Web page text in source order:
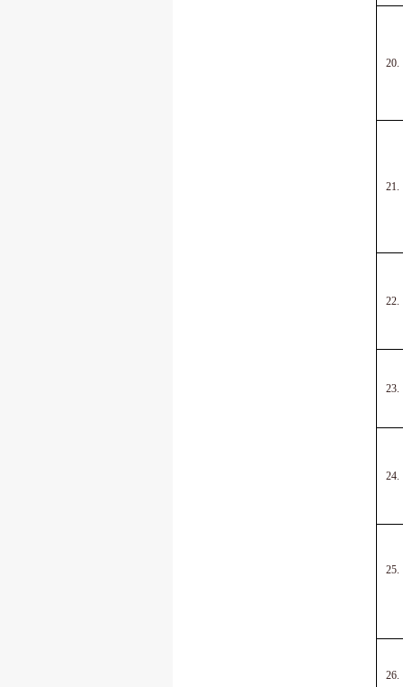
20.
21.
22.
23.
24.
25.
26.